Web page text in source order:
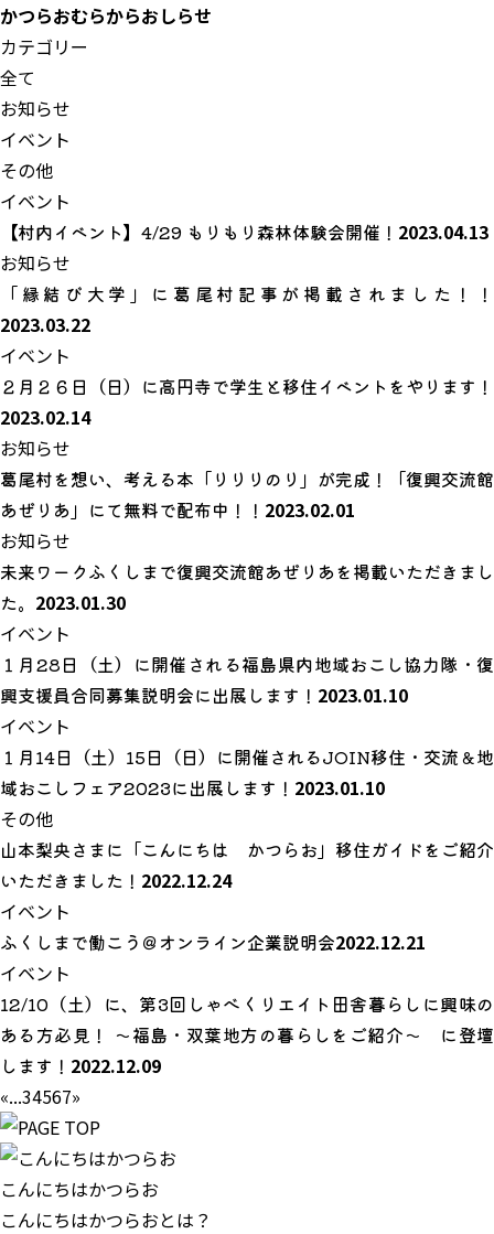
かつらおむらからおしらせ
カテゴリー
全て
お知らせ
イベント
その他
イベント
【村内イベント】4/29 もりもり森林体験会開催！ 2023.04.13
お知らせ
「縁結び大学」に葛尾村記事が掲載されました！！
2023.03.22
イベント
２月２６日（日）に高円寺で学生と移住イベントをやります！
2023.02.14
お知らせ
葛尾村を想い、考える本「りりりのり」が完成！「復興交流館
あぜりあ」にて無料で配布中！！ 2023.02.01
お知らせ
未来ワークふくしまで復興交流館あぜりあを掲載いただきまし
た。 2023.01.30
イベント
１月28日（土）に開催される福島県内地域おこし協力隊・復
興支援員合同募集説明会に出展します！ 2023.01.10
イベント
１月14日（土）15日（日）に開催されるJOIN移住・交流＆地
域おこしフェア2023に出展します！ 2023.01.10
その他
山本梨央さまに「こんにちは かつらお」移住ガイドをご紹介
いただきました！ 2022.12.24
イベント
ふくしまで働こう＠オンライン企業説明会2022.12.21
イベント
12/10（土）に、第3回しゃべくりエイト田舎暮らしに興味の
ある方必見！ ～福島・双葉地方の暮らしをご紹介～ に登壇
します！ 2022.12.09
«...34567»
こんにちはかつらお
こんにちはかつらおとは？